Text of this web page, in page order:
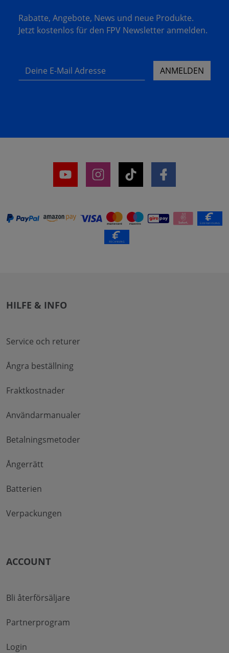
Rabatte, Angebote, News und neue Produkte.
Jetzt kostenlos für den FPV Newsletter anmelden.
Deine E-Mail Adresse ANMELDEN
HILFE & INFO
Service och returer
Ångra beställning
Fraktkostnader
Användarmanualer
Betalningsmetoder
Ångerrätt
Batterien
Verpackungen
ACCOUNT
Bli återförsäljare
Partnerprogram
Login